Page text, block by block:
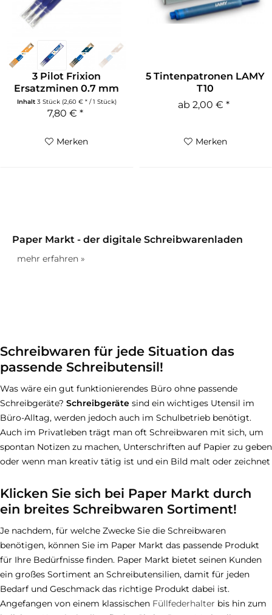
3 Pilot Frixion
Ersatzminen 0.7 mm
(M)
Inhalt 3 Stück (2,60 € * / 1 Stück)
7,80 € *
Merken
5 Tintenpatronen LAMY
T10
ab 2,00 € *
Merken
Paper Markt - der digitale Schreibwarenladen
mehr erfahren »
Schreibwaren für jede Situation das
passende Schreibutensil!
Was wäre ein gut funktionierendes Büro ohne passende
Schreibgeräte? Schreibgeräte sind ein wichtiges Utensil im
Büro-Alltag, werden jedoch auch im Schulbetrieb benötigt.
Auch im Privatleben trägt man oft Schreibwaren mit sich, um
spontan Notizen zu machen, Unterschriften auf Papier zu geben
oder wenn man kreativ tätig ist und ein Bild malt oder zeichnet
Klicken Sie sich bei Paper Markt durch
ein breites Schreibwaren Sortiment!
Je nachdem, für welche Zwecke Sie die Schreibwaren
benötigen, können Sie im Paper Markt das passende Produkt
für Ihre Bedürfnisse finden. Paper Markt bietet seinen Kunden
ein großes Sortiment an Schreibutensilien, damit für jeden
Bedarf und Geschmack das richtige Produkt dabei ist.
Angefangen von einem klassischen Füllfederhalter bis hin zum